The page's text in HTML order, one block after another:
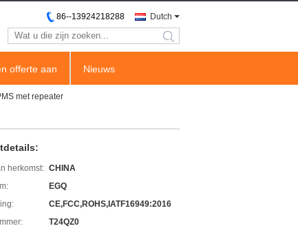
Dutch
86--13924218288
search
offerte aan Nieuws
met repeater
herkomst: CHINA
EGQ
CE,FCC,ROHS,IATF16949:2016
T24QZ0